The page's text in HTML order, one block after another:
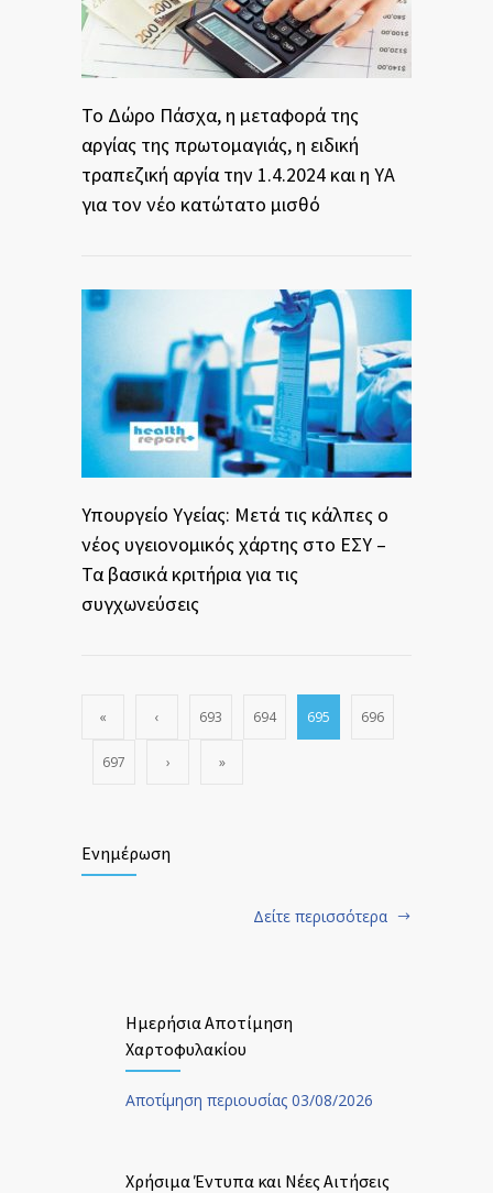
Το Δώρο Πάσχα, η μεταφορά της
αργίας της πρωτομαγιάς, η ειδική
τραπεζική αργία την 1.4.2024 και η ΥΑ
για τον νέο κατώτατο μισθό
Υπουργείο Υγείας: Μετά τις κάλπες ο
νέος υγειονομικός χάρτης στο ΕΣΥ –
Τα βασικά κριτήρια για τις
συγχωνεύσεις
« ‹ 693 694 695 696
697 › »
Ενημέρωση
Δείτε περισσότερα
Ημερήσια Αποτίμηση
Χαρτοφυλακίου
Αποτίμηση περιουσίας 03/08/2026
Χρήσιμα Έντυπα και Νέες Αιτήσεις